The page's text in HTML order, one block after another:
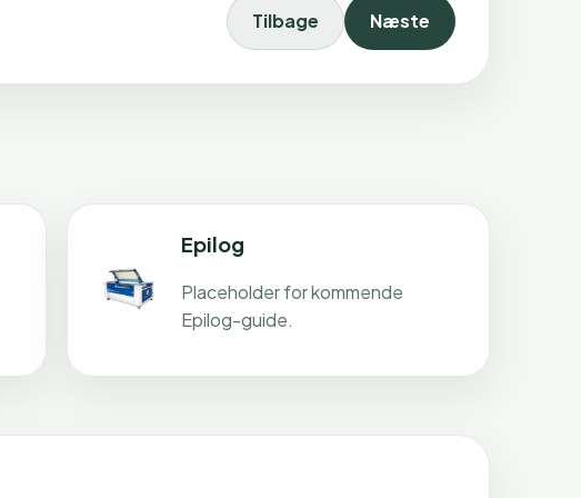
Tilbage Næste
Epilog
Placeholder for kommende
Epilog-guide.